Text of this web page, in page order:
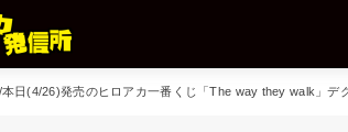
本日(4/26)発売のヒロアカ一番くじ「The way they walk」デ